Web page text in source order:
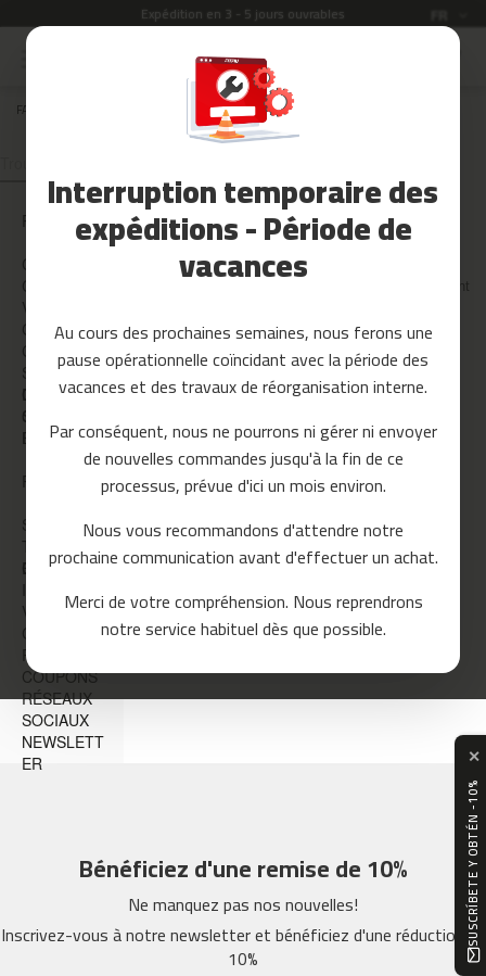
Interruption temporaire des
expéditions - Période de
vacances
Au cours des prochaines semaines, nous ferons une
pause opérationnelle coïncidant avec la période des
vacances et des travaux de réorganisation interne.
Par conséquent, nous ne pourrons ni gérer ni envoyer
de nouvelles commandes jusqu'à la fin de ce
processus, prévue d'ici un mois environ.
Nous vous recommandons d'attendre notre
prochaine communication avant d'effectuer un achat.
Merci de votre compréhension. Nous reprendrons
notre service habituel dès que possible.
Expédition en 3 - 5 jours ouvrables
Allez
Yoga
et
Pilates
m
8
0
m
1
FAQ COMMENT SE FAIT L’ENTRETIEN DES ACCESSOIRES ?
COMMENT SE FAIT
L’ENTRETIEN DES
ACCESSOIRES ?
entretien est facile, car les matériaux sont
conçus pour être faciles à nettoyer, garantissant
séance.
PAYPAL
CARTES
CADEAU
VOTRE
COMMANDE
CONDITION
S
D'EXPÉDITI
ON
QUESTIONS
SUR LE
PAIEMENT
ÉCOTAXES
RETOURS
SUPPORT
TECHNIQUE
ET
GARANTIE
VOTRE
COMPTE
REMISES ET
COUPONS
RÉSEAUX
SOCIAUX
NEWSLETT
ER
Bénéficiez d'une remise de 10%
Ne manquez pas nos nouvelles!
Inscrivez-vous à notre newsletter et bénéficiez d'une réduction de
10%
✕
SUSCRÍBETE Y OBTÉN -10%